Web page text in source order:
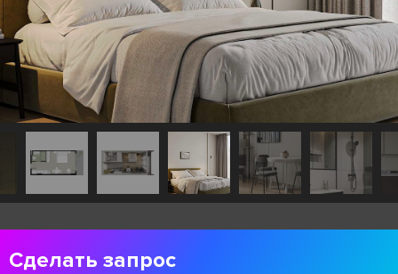
Сделать запрос